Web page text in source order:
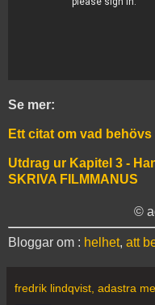
Se mer:
Ett citat om vad
Utdrag ur Kapitel 3 -
SKRIVA FILMMANUS
©
Bloggar om : helhet, att
fredrik lindqvist, adastra